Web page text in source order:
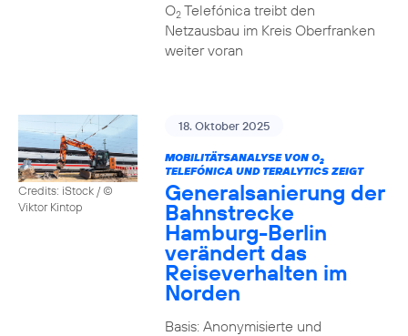
O2Telefónica treibt den
Netzausbau im Kreis Oberfranken
weiter voran
Credits: iStock / ©
Viktor Kintop
18. Oktober 2025
MOBILITÄTSANALYSE VON O2
TELEFÓNICA UND TERALYTICS ZEIGT
Generalsanierung der
Bahnstrecke
Hamburg-Berlin
verändert das
Reiseverhalten im
Norden
Basis: Anonymisierte und